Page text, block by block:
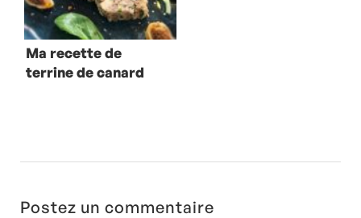
Ma recette de
terrine de canard
Postez un commentaire